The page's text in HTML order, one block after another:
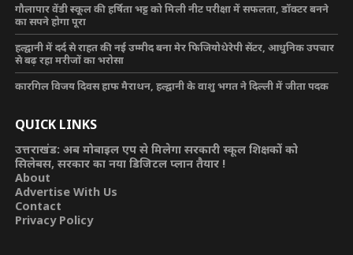
गौलापार वेंडी स्कूल की हर्षिता भट्ट को मिली नीट परीक्षा में सफलता, डॉक्टर बनने
का सपने होगा पूरा
हल्द्वानी में दर्द से राहत की नई उम्मीद बना मेर फिजियोथेरेपी सेंटर, आधुनिक उपचार
से बढ़ रहा मरीजों का भरोसा
कारगिल विजय दिवस हाफ मैराथन, हल्द्वानी के वाशु भगत ने दिल्ली में जीता पदक
QUICK LINKS
उत्तराखंड: अब मोबाइल एप से मिलेगा सरकारी स्कूल शिक्षकों को
सिलेबस, सरकार का नया डिजिटल प्लान तैयार !
About
Advertise With Us
Contact
Privacy Policy